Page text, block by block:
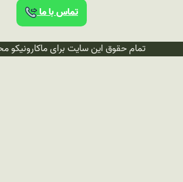
تماس با ما
تمام حقوق این سایت برای